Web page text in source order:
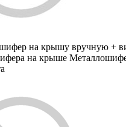
на крышу вручную +
на крыше